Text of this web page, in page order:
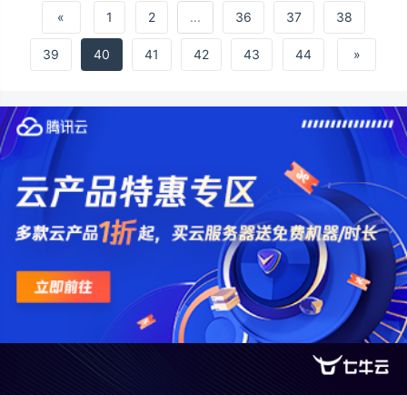
研发了两种新型抗抑郁药物&#xff08;药物A和
药物B&#xff09;&#xff0c;并与已上市药物
&#xff08;药物C&#xff09;进行临床试验
&#xff0c;旨在评估
« 1 2 ... 36 37 38
39 40 41 42 43 44 »